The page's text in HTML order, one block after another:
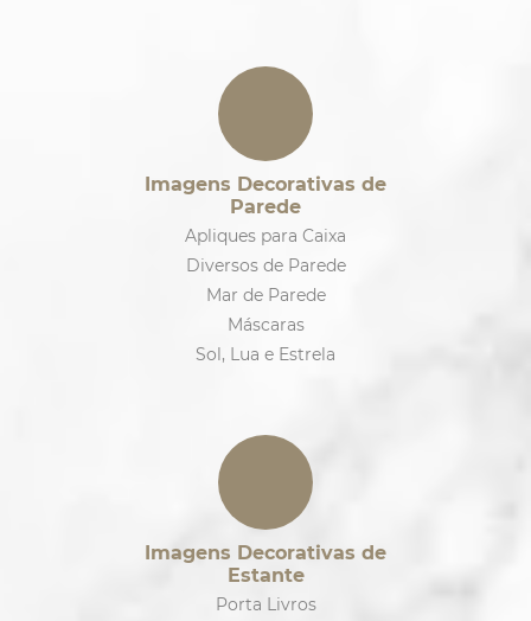
Imagens Decorativas de
Parede
Apliques para Caixa
Diversos de Parede
Mar de Parede
Máscaras
Sol, Lua e Estrela
Imagens Decorativas de
Estante
Porta Livros